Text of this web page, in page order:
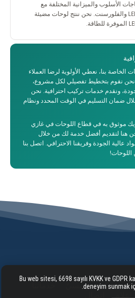
الأسلوب والميزانية المختلفة مع
خيارات إضاءة النيون وLED والفلورسنت. نحن ننتج لوحات مضيئة
بنا، نعطي الأولوية لرضا العملاء
نقوم بتخطيط تفصيلي لكل مشروع،
ونقدم خدمات تركيب احترافية. نحن
ضمان التسليم في الوقت المحدد ونظام
موثوق به في قطاع اللوحات في غازي
15 عامًا. نحن هنا لتقديم أفضل خدمة لك من خلال
عالية الجودة وفريقنا الاحترافي. اتصل بنا
اللوحات!
شركيّ/مؤسّسيّ
إعلام
Bu web sitesi, 6698 sayılı KVKK ve GDPR
deneyim sunmak